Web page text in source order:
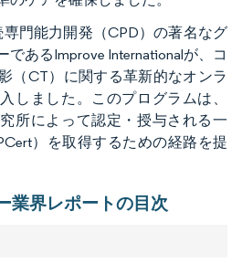
専門能力開発（CPD）の著名なグ
であるImprove Internationalが、コ
（CT）に関する革新的なオンラ
しました。このプログラムは、
所によって認定・授与される一
）を取得するための経路を提
業界レポートの目次